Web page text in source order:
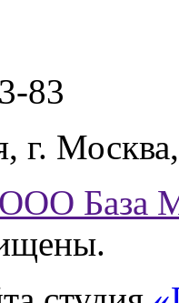
83
, г. Москва
База